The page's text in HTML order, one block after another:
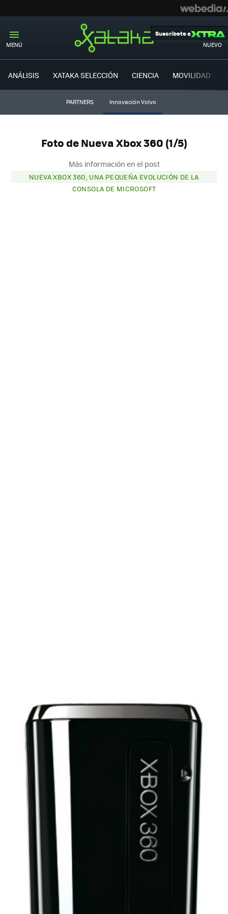
MENÚ NUEVO
Suscríbete a
ANÁLISIS XATAKA SELECCIÓN CIENCIA MOVILIDAD
PARTNERS Innovación Volvo
Foto de Nueva Xbox 360 (1/5)
Más información en el post
NUEVA XBOX 360, UNA PEQUEÑA EVOLUCIÓN DE LA
CONSOLA DE MICROSOFT